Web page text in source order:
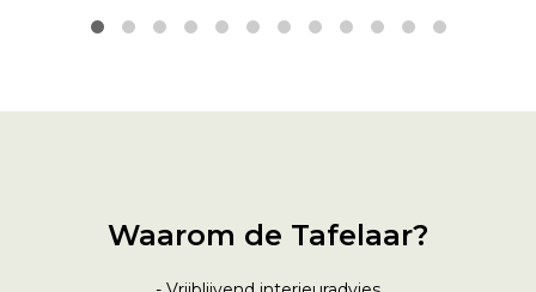
Waarom de Tafelaar?